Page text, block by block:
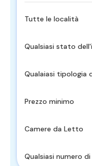
Tutte le località
Qualsiasi stato
Qualaiasi tipologia
Prezzo minimo
Camere da Letto
Qualsiasi numero di